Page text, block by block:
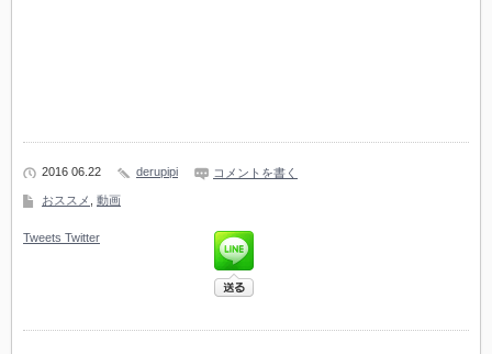
2016 06.22 derupipi コメントを書く
おススメ 動画
Tweets Twitter